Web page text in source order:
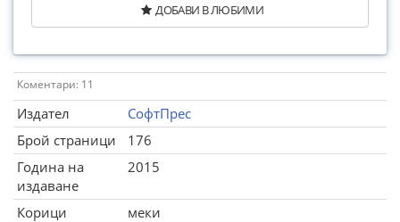
ДОБАВИ В ЛЮБИМИ
Коментари: 11
Издател
СофтПрес
Брой страници
176
Година на
издаване
2015
Корици
меки